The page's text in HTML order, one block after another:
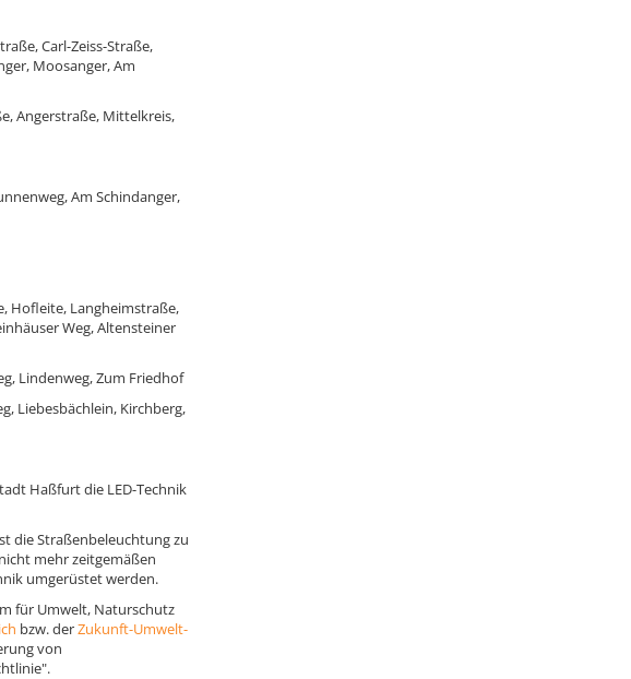
Carl-Zeiss-Straße,
Moosanger, Am
Angerstraße, Mittelkreis,
Am Schindanger,
Hofleite, Langheimstraße,
Weg, Altensteiner
Lindenweg, Zum Friedhof
Liebesbächlein, Kirchberg,
Haßfurt die LED-Technik
die Straßenbeleuchtung zu
mehr zeitgemäßen
umgerüstet werden.
für Umwelt, Naturschutz
bzw. derZukunft-Umwelt-
von